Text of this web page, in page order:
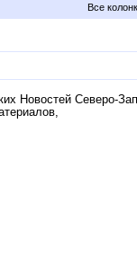
Все
Новостей Северо-